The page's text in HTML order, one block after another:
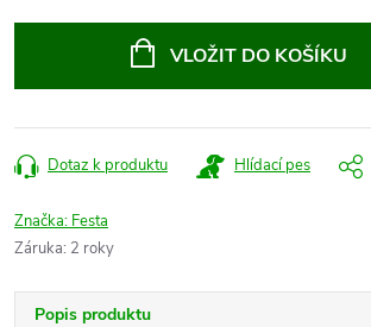
VLOŽIT DO KOŠÍKU
Dotaz k produktu Hlídací pes
Značka: Festa
Záruka: 2 roky
Popis produktu